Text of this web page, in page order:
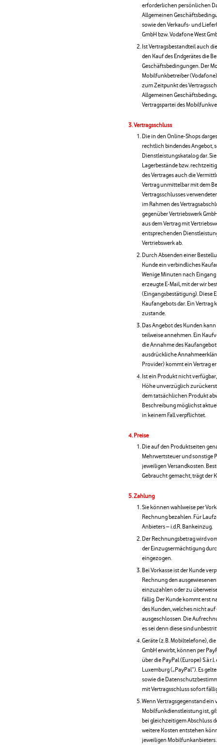
erforderlichen persönlichen
Allgemeinen
sowie den Verkaufs- und
GmbH bzw. Vodafone West
Ist Vertragsbestandteil auch
den Kauf des Endgerätes die
Geschäftsbedingungen. Der
Mobilfunkbetreiber
zum Zeitpunkt des
Allgemeinen
Vertragspartei des
Vertragsschluss
Die in den Online-Shops
rechtlich bindendes Angebot,
Dienstleistungskatalog dar.
Lagerbestände bzw.
des Vertrages auch die
Vertrag unmittelbar mit dem
Vertragsschlusses
im Rahmen des
gegenüber Vertriebswerk
aus dem Vertrag mit
entsprechenden
Vertriebswerk ab.
Durch Absenden einer
Kunde ein verbindliches
Wenige Minuten nach
erzeugte E-Mail, mit der wir
(Eingangsbestätigung). Diese
Kaufangebots dar. Ein
zustande.
Das Angebot des Kunden
teilweise annehmen. Ein
die Annahme des
ausdrückliche
Provider) kommt ein Vertrag
Ist ein Produkt nicht
Höhe unverzüglich
dem tatsächlichen Produkt
Beschreibung möglichst
in keinem Fall verpflichtet.
Preise
Die auf den Produktseiten
Mehrwertsteuer und sonstige
jeweiligen Versandkosten.
Gebraucht gemacht, trägt der
Zahlung
Sie können wahlweise per
Rechnung bezahlen. Für
Anbieters – i.d.R. Bankeinzug.
Der Rechnungsbetrag wird
der Einzugsermächtigung
eingezogen.
Bei Vorkasse ist der Kunde
Rechnung den
einzuzahlen oder zu
fällig. Der Kunde kommt erst
des Kunden, welches nicht
ausgeschlossen. Die
es sei denn diese sind
Geräte (z. B. Mobiltelefone),
GmbH erwirbt, können per
über die PayPal (Europe) S.à
Luxemburg („PayPal“). Es
sowie die
mit Vertragsschluss sofort
Wenn Vertragsgegenstand
Mobilfunkdienstleistung ist,
bei gleichzeitigem Abschluss
weitere Kosten entstehen
jeweiligen Mobilfunkanbieters.